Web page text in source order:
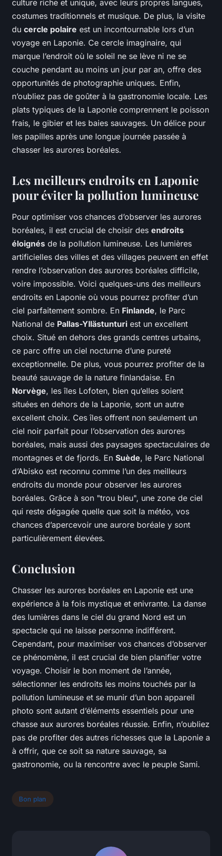
culture riche et unique, avec leurs propres langues,
costumes traditionnels et musique. De plus, la visite
du cercle polaire est un incontournable lors d’un
voyage en Laponie. Ce cercle imaginaire, qui
marque l’endroit où le soleil ne se lève ni ne se
couche pendant au moins un jour par an, offre des
opportunités de photographie uniques. Enfin,
n’oubliez pas de goûter à la gastronomie locale. Les
plats typiques de la Laponie comprennent le poisson
frais, le gibier et les baies sauvages. Un délice pour
les papilles après une longue journée passée à
chasser les aurores boréales.
Les meilleurs endroits en Laponie
pour éviter la pollution lumineuse
Pour optimiser vos chances d’observer les aurores
boréales, il est crucial de choisir des endroits
éloignés de la pollution lumineuse. Les lumières
artificielles des villes et des villages peuvent en effet
rendre l’observation des aurores boréales difficile,
voire impossible. Voici quelques-uns des meilleurs
endroits en Laponie où vous pourrez profiter d’un
ciel parfaitement sombre. En Finlande, le Parc
National de Pallas-Yllästunturi est un excellent
choix. Situé en dehors des grands centres urbains,
ce parc offre un ciel nocturne d’une pureté
exceptionnelle. De plus, vous pourrez profiter de la
beauté sauvage de la nature finlandaise. En
Norvège, les îles Lofoten, bien qu’elles soient
situées en dehors de la Laponie, sont un autre
excellent choix. Ces îles offrent non seulement un
ciel noir parfait pour l’observation des aurores
boréales, mais aussi des paysages spectaculaires de
montagnes et de fjords. En Suède, le Parc National
d’Abisko est reconnu comme l’un des meilleurs
endroits du monde pour observer les aurores
boréales. Grâce à son "trou bleu", une zone de ciel
qui reste dégagée quelle que soit la météo, vos
chances d’apercevoir une aurore boréale y sont
particulièrement élevées.
Conclusion
Chasser les aurores boréales en Laponie est une
expérience à la fois mystique et enivrante. La danse
des lumières dans le ciel du grand Nord est un
spectacle qui ne laisse personne indifférent.
Cependant, pour maximiser vos chances d’observer
ce phénomène, il est crucial de bien planifier votre
voyage. Choisir le bon moment de l’année,
sélectionner les endroits les moins touchés par la
pollution lumineuse et se munir d’un bon appareil
photo sont autant d’éléments essentiels pour une
chasse aux aurores boréales réussie. Enfin, n’oubliez
pas de profiter des autres richesses que la Laponie a
à offrir, que ce soit sa nature sauvage, sa
gastronomie, ou la rencontre avec le peuple Sami.
Bon plan